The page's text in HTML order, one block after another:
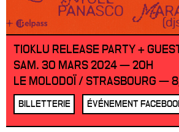
TIOKLU RELEASE PARTY +
SAM. 30 MARS 2024 — 20H
LE MOLODOÏ / STRASBOURG —
BILLETTERIE ÉVÉNEMENT